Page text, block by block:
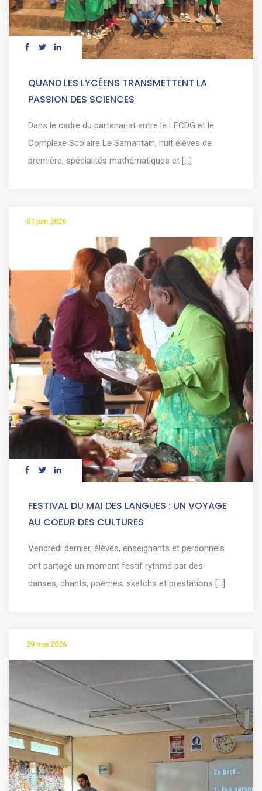
QUAND LES LYCÉENS TRANSMETTENT LA
PASSION DES SCIENCES
Dans le cadre du partenariat entre le LFCDG et le
Complexe Scolaire Le Samaritain, huit élèves de
première, spécialités mathématiques et [...]
01 juin 2026
FESTIVAL DU MAI DES LANGUES : UN VOYAGE
AU COEUR DES CULTURES
Vendredi dernier, élèves, enseignants et personnels
ont partagé un moment festif rythmé par des
danses, chants, poèmes, sketchs et prestations [...]
29 mai 2026